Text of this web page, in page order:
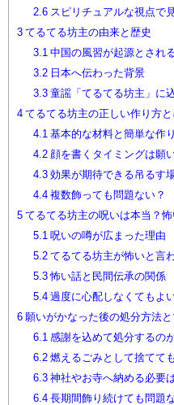
2.6スピリチュアルな視点で
3 てるてる坊主の由来と歴史
3.1 中国の風習が起源とされ
3.2日本へ伝わった背景
3.3童謡「てるてる坊主」に
4 てるてる坊主の正しい作り方
4.1 基本的な材料と簡単な作
4.2顔を書くタイミングは願
4.3効果が期待できる吊るす
4.4複数飾っても問題ない？
5 てるてる坊主の呪いは本当？
5.1 呪いの噂が広まった理由
5.2てるてる坊主が怖いと言
5.3怖い話と民間伝承の関係
5.4過度に心配しなくてもよ
6 願いがかなった後の処分方法
6.1 感謝を込めて処分するの
6.2燃えるごみとして捨てて
6.3神社やお寺へ納める必要
6.4長期間飾り続けても問題